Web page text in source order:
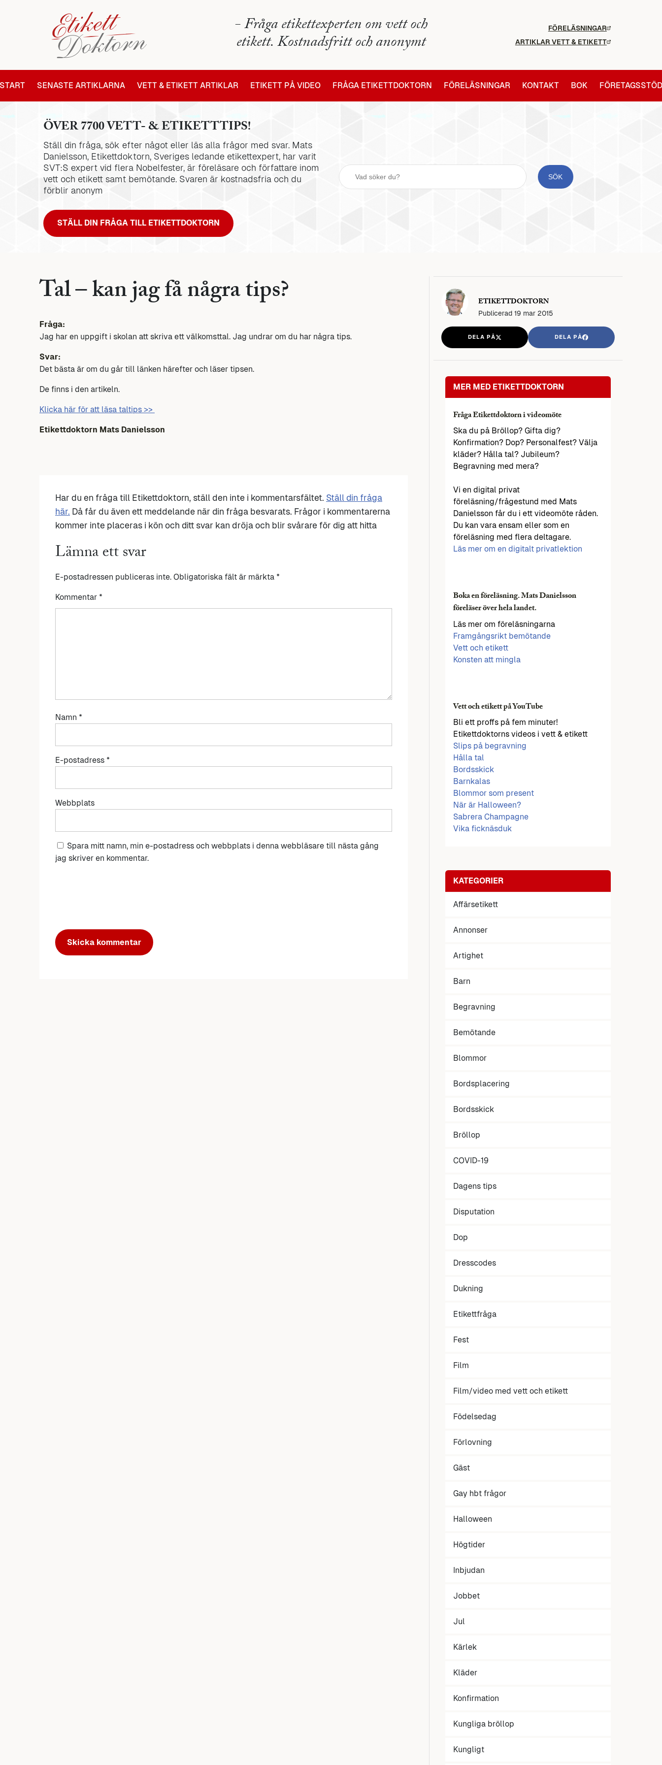
- Fråga etikettexperten om vett och
etikett. Kostnadsfritt och anonymt
FÖRELÄSNINGAR
ARTIKLAR VETT & ETIKETT
START SENASTE ARTIKLARNA VETT & ETIKETT ARTIKLAR ETIKETT PÅ VIDEO FRÅGA ETIKETTDOKTORN FÖRELÄSNINGAR KONTAKT BOK FÖRETAGSSTÖD
ÖVER 7700 VETT- & ETIKETTTIPS!
Ställ din fråga, sök efter något eller läs alla frågor med svar. Mats
Danielsson, Etikettdoktorn, Sveriges ledande etikettexpert, har varit
SVT:S expert vid flera Nobelfester, är föreläsare och författare inom
vett och etikett samt bemötande. Svaren är kostnadsfria och du
förblir anonym
STÄLL DIN FRÅGA TILL ETIKETTDOKTORN
Tal – kan jag få några tips?
Fråga:
Jag har en uppgift i skolan att skriva ett välkomsttal. Jag undrar om du har några tips.
Svar:
Det bästa är om du går till länken härefter och läser tipsen.
De finns i den artikeln.
Klicka här för att läsa taltips >>
Etikettdoktorn Mats Danielsson
Har du en fråga till Etikettdoktorn, ställ den inte i kommentarsfältet. Ställ din fråga
här. Då får du även ett meddelande när din fråga besvarats. Frågor i kommentarerna
kommer inte placeras i kön och ditt svar kan dröja och blir svårare för dig att hitta
Lämna ett svar
E-postadressen publiceras inte. Obligatoriska fält är märkta *
Kommentar *
Namn *
E-postadress *
Webbplats
Spara mitt namn, min e-postadress och webbplats i denna webbläsare till nästa gång
jag skriver en kommentar.
ETIKETTDOKTORN
Publicerad 19 mar 2015
DELA PÅ DELA PÅ
MER MED ETIKETTDOKTORN
Fråga Etikettdoktorn i videomöte
Ska du på Bröllop? Gifta dig?
Konfirmation? Dop? Personalfest? Välja
kläder? Hålla tal? Jubileum?
Begravning med mera?
Vi en digital privat
föreläsning/frågestund med Mats
Danielsson får du i ett videomöte råden.
Du kan vara ensam eller som en
föreläsning med flera deltagare.
Läs mer om en digitalt privatlektion
Boka en föreläsning. Mats Danielsson
föreläser över hela landet.
Läs mer om föreläsningarna
Framgångsrikt bemötande
Vett och etikett
Konsten att mingla
Vett och etikett på YouTube
Bli ett proffs på fem minuter!
Etikettdoktorns videos i vett & etikett
Slips på begravning
Hålla tal
Bordsskick
Barnkalas
Blommor som present
När är Halloween?
Sabrera Champagne
Vika ficknäsduk
KATEGORIER
Affärsetikett
Annonser
Artighet
Barn
Begravning
Bemötande
Blommor
Bordsplacering
Bordsskick
Bröllop
COVID-19
Dagens tips
Disputation
Dop
Dresscodes
Dukning
Etikettfråga
Fest
Film
Film/video med vett och etikett
Födelsedag
Förlovning
Gäst
Gay hbt frågor
Halloween
Högtider
Inbjudan
Jobbet
Jul
Kärlek
Kläder
Konfirmation
Kungliga bröllop
Kungligt